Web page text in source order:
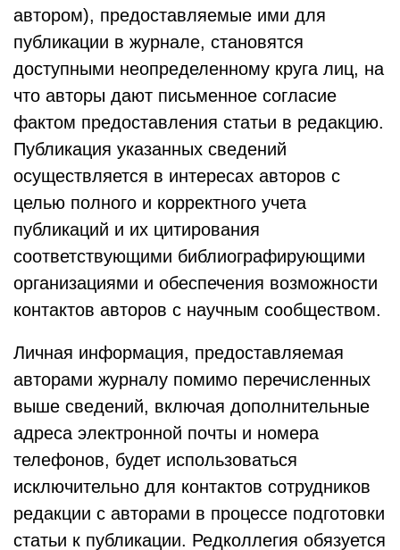
автором), предоставляемые ими для
публикации в журнале, становятся
доступными неопределенному круга лиц, на
что авторы дают письменное согласие
фактом предоставления статьи в редакцию.
Публикация указанных сведений
осуществляется в интересах авторов с
целью полного и корректного учета
публикаций и их цитирования
соответствующими библиографирующими
организациями и обеспечения возможности
контактов авторов с научным сообществом.
Личная информация, предоставляемая
авторами журналу помимо перечисленных
выше сведений, включая дополнительные
адреса электронной почты и номера
телефонов, будет использоваться
исключительно для контактов сотрудников
редакции с авторами в процессе подготовки
статьи к публикации. Редколлегия обязуется